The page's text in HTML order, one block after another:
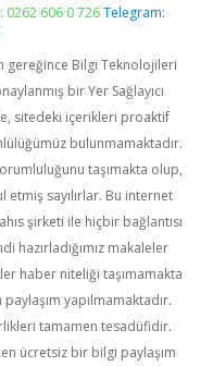
0262 606 0 726 Telegram:
gereğince Bilgi Teknolojileri
bir Yer Sağlayıcı
sitedeki içerikleri proaktif
bulunmamaktadır.
taşımakta olup,
sayılırlar. Bu internet
şirketi ile hiçbir bağlantısı
hazırladığımız makaleler
haber niteliği taşımamakta
yapılmamaktadır.
tamamen tesadüfidir.
ücretsiz bir bilgi paylaşım